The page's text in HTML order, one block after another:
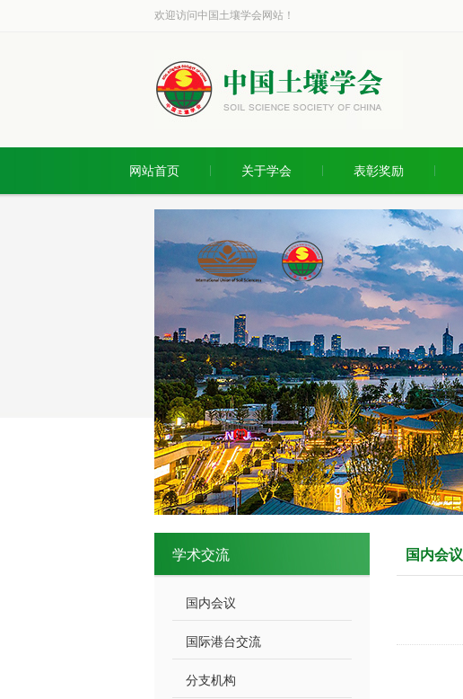
欢迎访问中国土壤学会网站！
网站首页 关于学会 表彰奖励
学术交流
国内会议
国际港台交流
分支机构
国内会议